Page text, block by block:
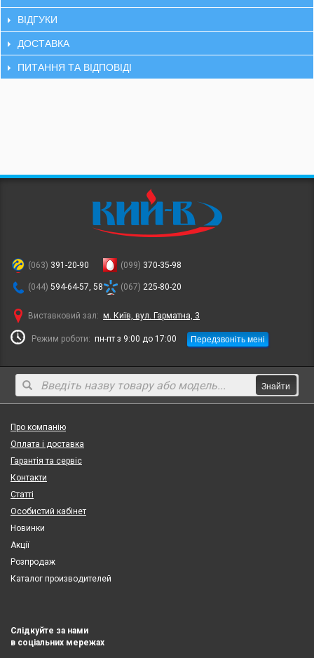
ВІДГУКИ
ДОСТАВКА
ПИТАННЯ ТА ВІДПОВІДІ
(063) 391-20-90
(044) 594-64-57, 58
(099) 370-35-98
(067) 225-80-20
Виставковий зал: м. Київ, вул. Гарматна, 3
Режим роботи: пн-пт з 9:00 до 17:00 Передзвоніть мені
Знайти
Про компанію
Оплата і доставка
Гарантія та сервіс
Контакти
Статті
Особистий кабінет
Новинки
Акції
Розпродаж
Каталог производителей
Слідкуйте за нами
в соціальних мережах